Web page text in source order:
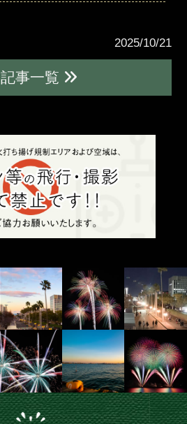
2025/10/21
事一覧